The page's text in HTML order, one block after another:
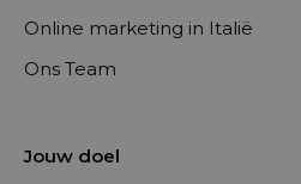
Online marketing in Italië
Ons Team
Jouw doel